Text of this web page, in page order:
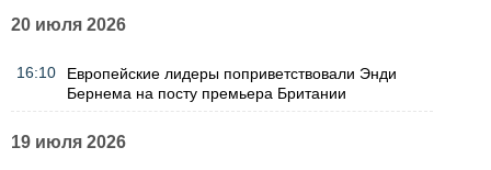
20 июля 2026
16:10
Европейские лидеры поприветствовали Энди
Бернема на посту премьера Британии
19 июля 2026